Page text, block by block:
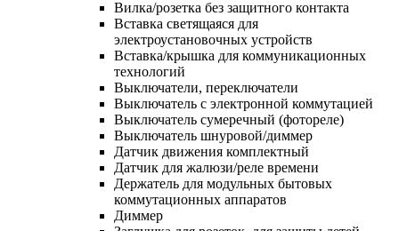
Вилка/розетка без защитного контакта
Вставка светящаяся для
электроустановочных устройств
Вставка/крышка для коммуникационных
технологий
Выключатели, переключатели
Выключатель с электронной коммутацией
Выключатель сумеречный (фотореле)
Выключатель шнуровой/диммер
Датчик движения комплектный
Датчик для жалюзи/реле времени
Держатель для модульных бытовых
коммутационных аппаратов
Диммер